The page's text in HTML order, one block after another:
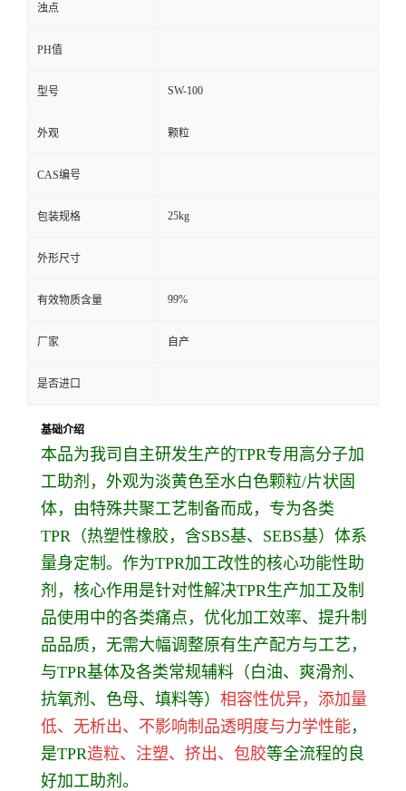
浊点
PH值
型号 SW-100
外观 颗粒
CAS编号
包装规格 25kg
外形尺寸
有效物质含量 99%
厂家 自产
是否进口
基础介绍
本品为我司自主研发生产的TPR专用高分子加
工助剂，外观为淡黄色至水白色颗粒/片状固
体，由特殊共聚工艺制备而成，专为各类
TPR（热塑性橡胶，含SBS基、SEBS基）体系
量身定制。作为TPR加工改性的核心功能性助
剂，核心作用是针对性解决TPR生产加工及制
品使用中的各类痛点，优化加工效率、提升制
品品质，无需大幅调整原有生产配方与工艺，
与TPR基体及各类常规辅料（白油、爽滑剂、
抗氧剂、色母、填料等） 相容性优异，添加量
低、无析出、不影响制品透明度与力学性能，
是TPR造粒、注塑、挤出、包胶等全流程的良
好加工助剂。